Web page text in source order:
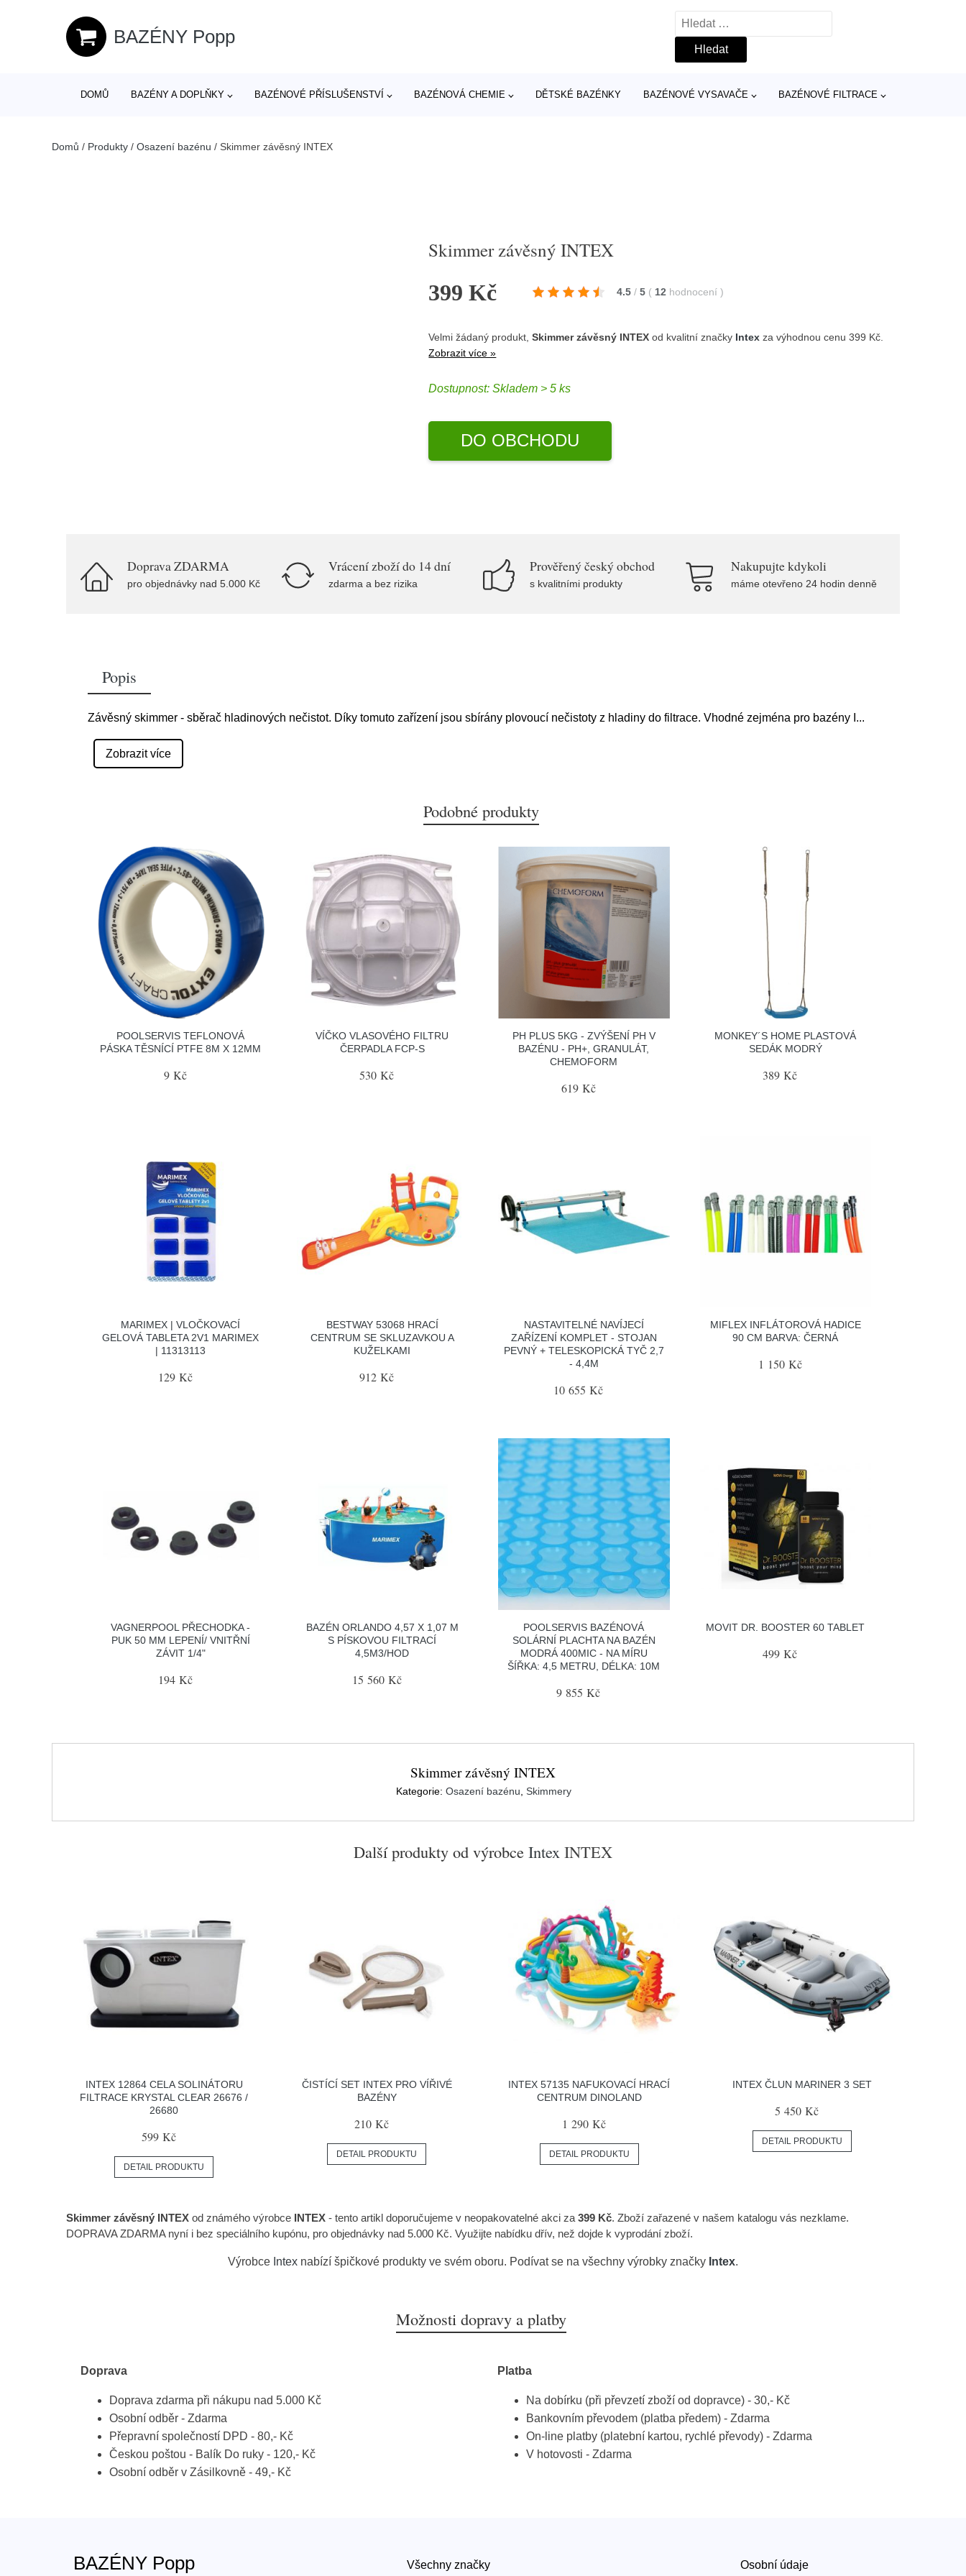
BAZÉNY Popp
Vyhledávání
DOMŮ BAZÉNY A DOPLŇKY BAZÉNOVÉ PŘÍSLUŠENSTVÍ BAZÉNOVÁ CHEMIE DĚTSKÉ BAZÉNKY BAZÉNOVÉ VYSAVAČE BAZÉNOVÉ FILTRACE
Domů / Produkty / Osazení bazénu / Skimmer závěsný INTEX
Skimmer závěsný INTEX
399 Kč 4.5 / 5 ( 12 hodnocení)
Velmi žádaný produkt,Skimmer závěsný INTEX od kvalitní značky Intex za výhodnou cenu 399 Kč.
Zobrazit více »
Dostupnost:Skladem > 5 ks
DO OBCHODU
Doprava ZDARMA
pro objednávky nad 5.000 Kč
Vrácení zboží do 14 dní
zdarma a bez rizika
Prověřený český obchod
s kvalitními produkty
Nakupujte kdykoli
máme otevřeno 24 hodin denně
Popis
Závěsný skimmer - sběrač hladinových nečistot. Díky tomuto zařízení jsou sbírány plovoucí nečistoty z hladiny do filtrace. Vhodné zejména pro bazény I ...
Zobrazit více
Podobné produkty
POOLSERVIS TEFLONOVÁ
PÁSKA TĚSNÍCÍ PTFE 8M X 12MM
9 Kč
VÍČKO VLASOVÉHO FILTRU
ČERPADLA FCP-S
530 Kč
PH PLUS 5KG - ZVÝŠENÍ PH V
BAZÉNU - PH+, GRANULÁT,
CHEMOFORM
619 Kč
MONKEY´S HOME PLASTOVÁ
SEDÁK MODRÝ
389 Kč
MARIMEX | VLOČKOVACÍ
GELOVÁ TABLETA 2V1 MARIMEX
| 11313113
129 Kč
BESTWAY 53068 HRACÍ
CENTRUM SE SKLUZAVKOU A
KUŽELKAMI
912 Kč
NASTAVITELNÉ NAVÍJECÍ
ZAŘÍZENÍ KOMPLET - STOJAN
PEVNÝ + TELESKOPICKÁ TYČ 2,7
- 4,4M
10 655 Kč
MIFLEX INFLÁTOROVÁ HADICE
90 CM BARVA: ČERNÁ
1 150 Kč
VAGNERPOOL PŘECHODKA -
PUK 50 MM LEPENÍ/ VNITŘNÍ
ZÁVIT 1/4"
194 Kč
BAZÉN ORLANDO 4,57 X 1,07 M
S PÍSKOVOU FILTRACÍ
4,5M3/HOD
15 560 Kč
POOLSERVIS BAZÉNOVÁ
SOLÁRNÍ PLACHTA NA BAZÉN
MODRÁ 400MIC - NA MÍRU
ŠÍŘKA: 4,5 METRU, DÉLKA: 10M
9 855 Kč
MOVIT DR. BOOSTER 60 TABLET
499 Kč
Skimmer závěsný INTEX
Kategorie: Osazení bazénu Skimmery
Další produkty od výrobce Intex INTEX
INTEX 12864 CELA SOLINÁTORU
FILTRACE KRYSTAL CLEAR 26676 /
26680
599 Kč
DETAIL PRODUKTU
ČISTÍCÍ SET INTEX PRO VÍŘIVÉ
BAZÉNY
210 Kč
DETAIL PRODUKTU
INTEX 57135 NAFUKOVACÍ HRACÍ
CENTRUM DINOLAND
1 290 Kč
DETAIL PRODUKTU
INTEX ČLUN MARINER 3 SET
5 450 Kč
DETAIL PRODUKTU
Skimmer závěsný INTEX od známého výrobce INTEX - tento artikl doporučujeme v neopakovatelné akci za 399 Kč. Zboží zařazené v našem katalogu vás nezklame.
DOPRAVA ZDARMA nyní i bez speciálního kupónu, pro objednávky nad 5.000 Kč. Využijte nabídku dřív, než dojde k vyprodání zboží.
Výrobce Intex nabízí špičkové produkty ve svém oboru. Podívat se na všechny výrobky značky Intex.
Možnosti dopravy a platby
Doprava
Doprava zdarma při nákupu nad 5.000 Kč
Osobní odběr - Zdarma
Přepravní společností DPD - 80,- Kč
Českou poštou - Balík Do ruky - 120,- Kč
Osobní odběr v Zásilkovně - 49,- Kč
Platba
Na dobírku (při převzetí zboží od dopravce) - 30,- Kč
Bankovním převodem (platba předem) - Zdarma
On-line platby (platební kartou, rychlé převody) - Zdarma
V hotovosti - Zdarma
BAZÉNY Popp Všechny značky Osobní údaje